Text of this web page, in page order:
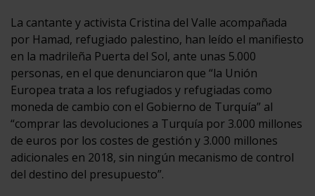
La cantante y activista Cristina del Valle acompañada
por Hamad, refugiado palestino, han leído el manifiesto
en la madrileña Puerta del Sol, ante unas 5.000
personas, en el que denunciaron que “la Unión
Europea trata a los refugiados y refugiadas como
moneda de cambio con el Gobierno de Turquía” al
“comprar las devoluciones a Turquía por 3.000 millones
de euros por los costes de gestión y 3.000 millones
adicionales en 2018, sin ningún mecanismo de control
del destino del presupuesto”.